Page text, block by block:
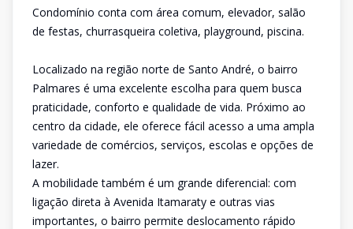
Condomínio conta com área comum, elevador, salão
de festas, churrasqueira coletiva, playground, piscina.
Localizado na região norte de Santo André, o bairro
Palmares é uma excelente escolha para quem busca
praticidade, conforto e qualidade de vida. Próximo ao
centro da cidade, ele oferece fácil acesso a uma ampla
variedade de comércios, serviços, escolas e opções de
lazer.
A mobilidade também é um grande diferencial: com
ligação direta à Avenida Itamaraty e outras vias
importantes, o bairro permite deslocamento rápido